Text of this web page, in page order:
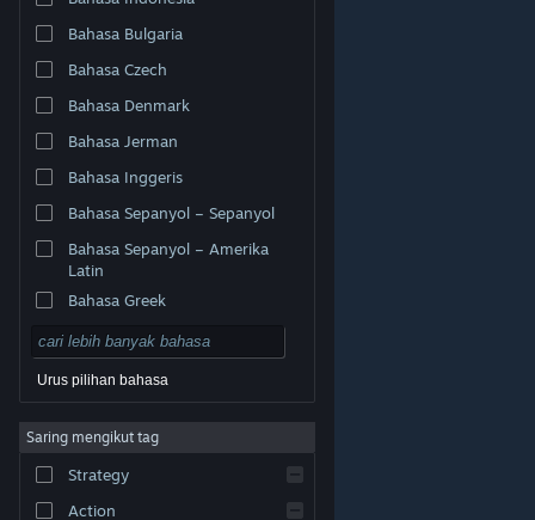
© Valve Corporation. Hak cipta terpelihara. Semua
tanda dagangan ialah hak milik pemilik masing-masing
Perundangan|Accessibility
Steam| Bayaran balik
Bahasa Bulgaria
Bahasa Czech
Bahasa Denmark
Bahasa Jerman
Bahasa Inggeris
Bahasa Sepanyol – Sepanyol
Bahasa Sepanyol – Amerika
Latin
Bahasa Greek
Urus pilihan bahasa
Saring mengikut tag
Strategy
Action